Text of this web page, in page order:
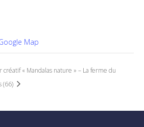
Map
créatif « Mandalas nature » – La ferme du
(66)